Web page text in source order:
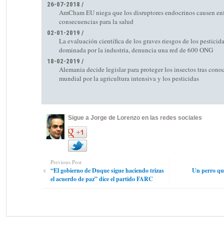
26-07-2018 /
AmCham EU niega que los disruptores endocrinos causen
consecuencias para la salud
02-01-2019 /
La evaluación científica de los graves riesgos de los
dominada por la industria, denuncia una red de 600 ONG
18-02-2019 /
Alemania decide legislar para proteger los insectos tras
mundial por la agricultura intensiva y los pesticidas
Sigue a Jorge de Lorenzo en las redes sociales
Previous Post
“El gobierno de Duque sigue haciendo trizas
el acuerdo de paz” dice el partido FARC
Un perro